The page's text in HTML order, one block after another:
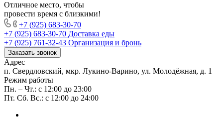
Отличное место, чтобы
провести время с близкими!
+7 (925) 683-30-70
+7 (925) 683-30-70 Доставка еды
+7 (925) 761-32-43 Организация и бронь
Заказать звонок
Адрес
п. Свердловский, мкр. Лукино-Варино, ул. Молодёжная, д. 1
Режим работы
Пн. – Чт.: с 12:00 до 23:00
Пт. Сб. Вс.: с 12:00 до 24:00